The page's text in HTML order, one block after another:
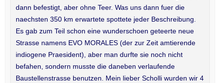
dann befestigt, aber ohne Teer. Was uns dann fuer die
naechsten 350 km erwartete spottete jeder Beschreibung.
Es gab zum Teil schon eine wunderschoen geteerte neue
Strasse namens EVO MORALES (der zur Zeit amtierende
indiogene Praesident), aber man durfte sie noch nicht
befahen, sondern musste die daneben verlaufende
Baustellenstrasse benutzen. Mein lieber Scholli wurden wir 4